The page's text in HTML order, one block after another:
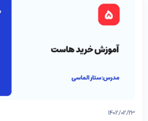
1402/02/23